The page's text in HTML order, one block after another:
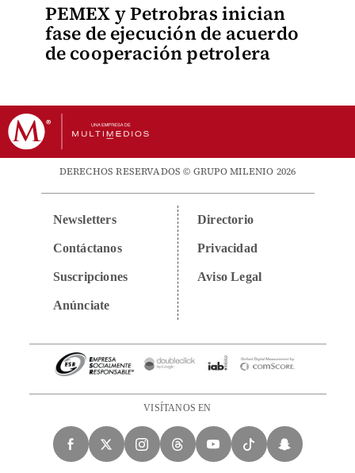
PEMEX y Petrobras inician
fase de ejecución de acuerdo
de cooperación petrolera
DERECHOS RESERVADOS © GRUPO MILENIO 2026
Newsletters
Contáctanos
Suscripciones
Anúnciate
Directorio
Privacidad
Aviso Legal
VISÍTANOS EN